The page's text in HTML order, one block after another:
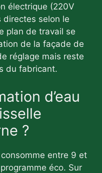
électrique (220V
directes selon le
plan de travail se
de la façade de
réglage mais reste
du fabricant.
d’eau
?
entre 9 et
éco. Sur